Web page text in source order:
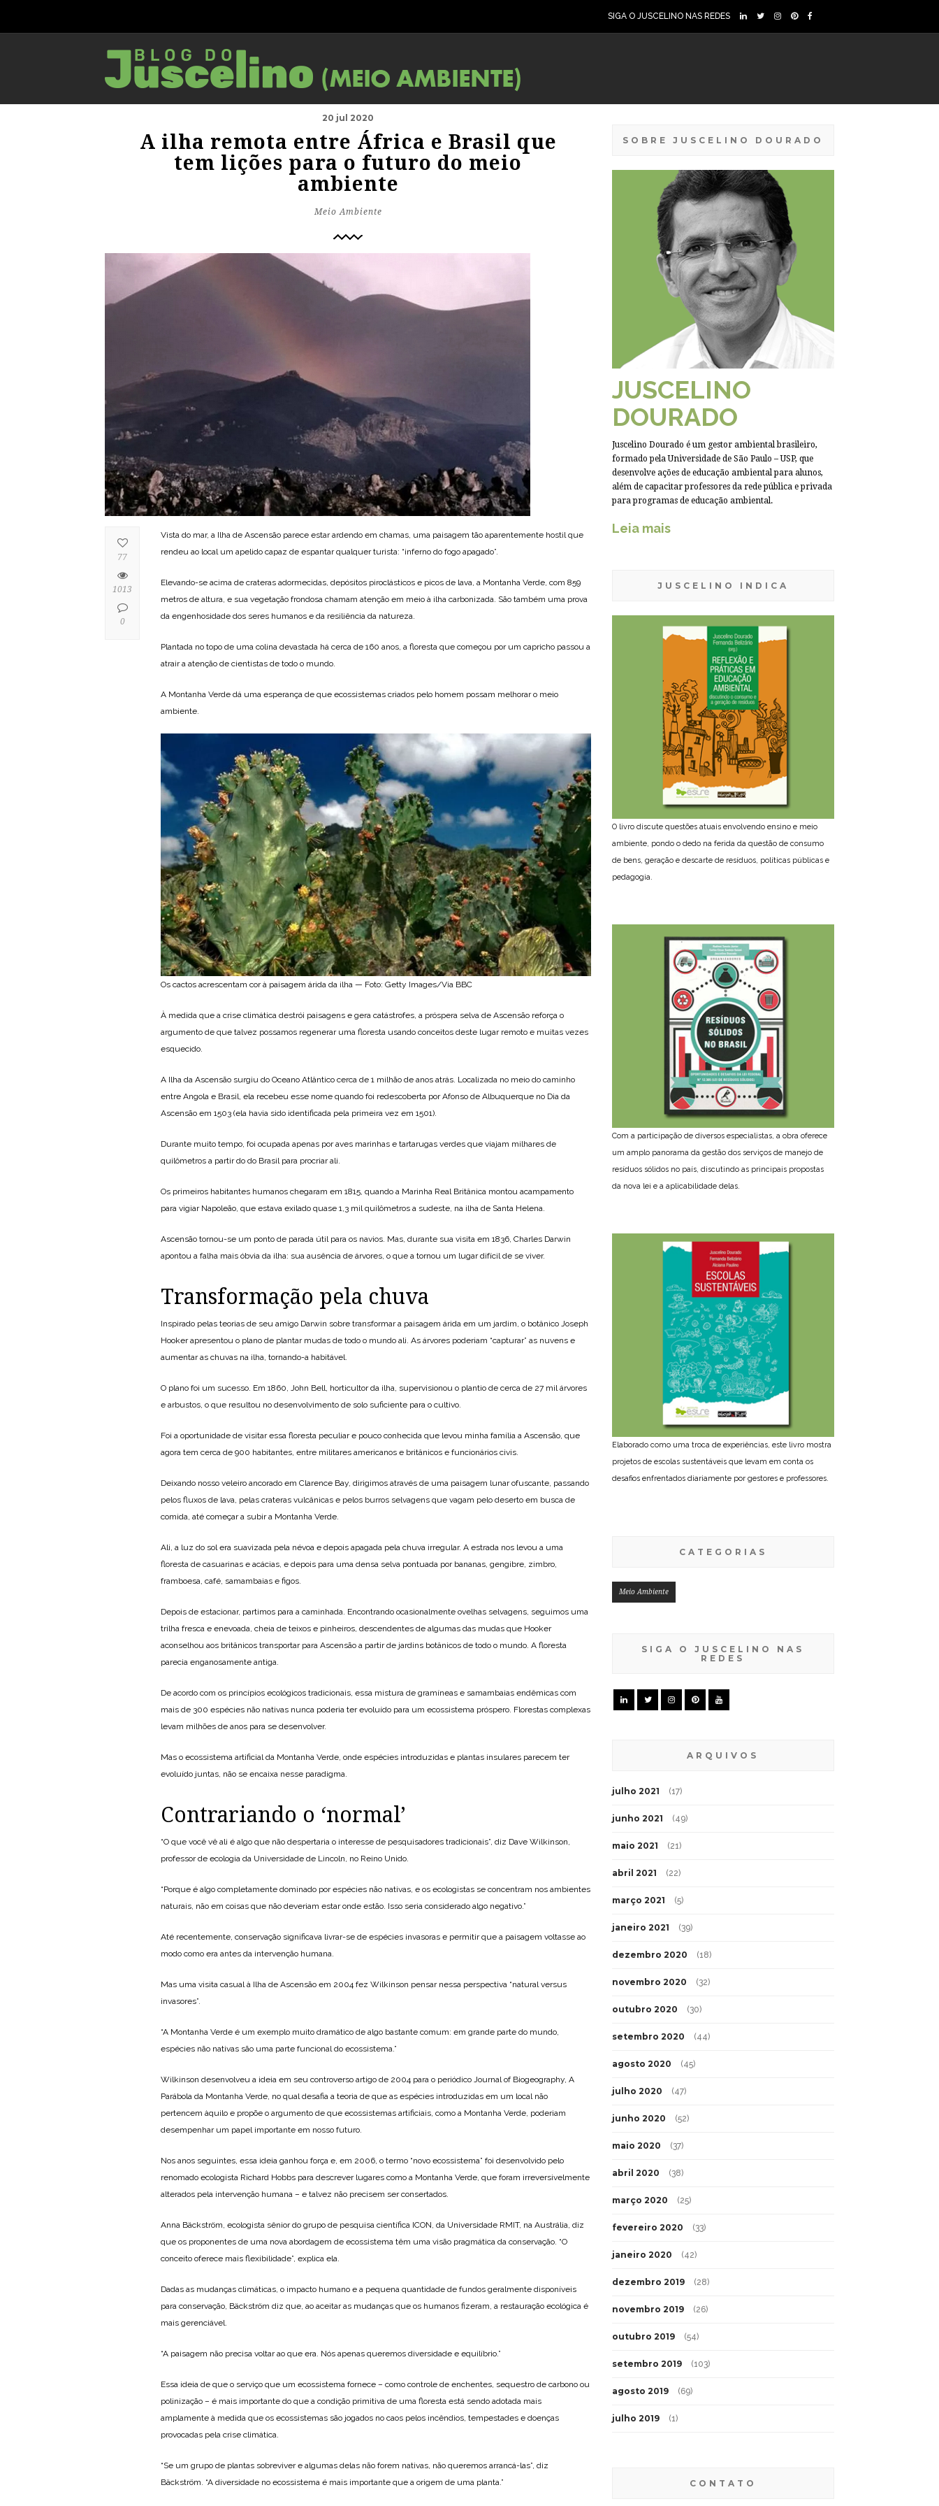
SIGA O JUSCELINO NAS REDES
20 jul 2020
A ilha remota entre África e Brasil que
tem lições para o futuro do meio
ambiente
Meio Ambiente
Vista do mar, a Ilha de Ascensão parece estar ardendo em chamas, uma paisagem tão aparentemente hostil que
rendeu ao local um apelido capaz de espantar qualquer turista: “inferno do fogo apagado”.
Elevando-se acima de crateras adormecidas, depósitos piroclásticos e picos de lava, a Montanha Verde, com 859
metros de altura, e sua vegetação frondosa chamam atenção em meio à ilha carbonizada. São também uma prova
da engenhosidade dos seres humanos e da resiliência da natureza.
Plantada no topo de uma colina devastada há cerca de 160 anos, a floresta que começou por um capricho passou a
atrair a atenção de cientistas de todo o mundo.
A Montanha Verde dá uma esperança de que ecossistemas criados pelo homem possam melhorar o meio
ambiente.
Os cactos acrescentam cor à paisagem árida da ilha — Foto: Getty Images/Via BBC
À medida que a crise climática destrói paisagens e gera catástrofes, a próspera selva de Ascensão reforça o
argumento de que talvez possamos regenerar uma floresta usando conceitos deste lugar remoto e muitas vezes
esquecido.
A Ilha da Ascensão surgiu do Oceano Atlântico cerca de 1 milhão de anos atrás. Localizada no meio do caminho
entre Angola e Brasil, ela recebeu esse nome quando foi redescoberta por Afonso de Albuquerque no Dia da
Ascensão em 1503 (ela havia sido identificada pela primeira vez em 1501).
Durante muito tempo, foi ocupada apenas por aves marinhas e tartarugas verdes que viajam milhares de
quilômetros a partir do do Brasil para procriar ali.
Os primeiros habitantes humanos chegaram em 1815, quando a Marinha Real Britânica montou acampamento
para vigiar Napoleão, que estava exilado quase 1,3 mil quilômetros a sudeste, na ilha de Santa Helena.
Ascensão tornou-se um ponto de parada útil para os navios. Mas, durante sua visita em 1836, Charles Darwin
apontou a falha mais óbvia da ilha: sua ausência de árvores, o que a tornou um lugar difícil de se viver.
Transformação pela chuva
Inspirado pelas teorias de seu amigo Darwin sobre transformar a paisagem árida em um jardim, o botânico Joseph
Hooker apresentou o plano de plantar mudas de todo o mundo ali. As árvores poderiam “capturar” as nuvens e
aumentar as chuvas na ilha, tornando-a habitável.
O plano foi um sucesso. Em 1860, John Bell, horticultor da ilha, supervisionou o plantio de cerca de 27 mil árvores
e arbustos, o que resultou no desenvolvimento de solo suficiente para o cultivo.
Foi a oportunidade de visitar essa floresta peculiar e pouco conhecida que levou minha família a Ascensão, que
agora tem cerca de 900 habitantes, entre militares americanos e britânicos e funcionários civis.
Deixando nosso veleiro ancorado em Clarence Bay, dirigimos através de uma paisagem lunar ofuscante, passando
pelos fluxos de lava, pelas crateras vulcânicas e pelos burros selvagens que vagam pelo deserto em busca de
comida, até começar a subir a Montanha Verde.
Ali, a luz do sol era suavizada pela névoa e depois apagada pela chuva irregular. A estrada nos levou a uma
floresta de casuarinas e acácias, e depois para uma densa selva pontuada por bananas, gengibre, zimbro,
framboesa, café, samambaias e figos.
Depois de estacionar, partimos para a caminhada. Encontrando ocasionalmente ovelhas selvagens, seguimos uma
trilha fresca e enevoada, cheia de teixos e pinheiros, descendentes de algumas das mudas que Hooker
aconselhou aos britânicos transportar para Ascensão a partir de jardins botânicos de todo o mundo. A floresta
parecia enganosamente antiga.
De acordo com os princípios ecológicos tradicionais, essa mistura de gramíneas e samambaias endêmicas com
mais de 300 espécies não nativas nunca poderia ter evoluído para um ecossistema próspero. Florestas complexas
levam milhões de anos para se desenvolver.
Mas o ecossistema artificial da Montanha Verde, onde espécies introduzidas e plantas insulares parecem ter
evoluído juntas, não se encaixa nesse paradigma.
Contrariando o ‘normal’
“O que você vê ali é algo que não despertaria o interesse de pesquisadores tradicionais”, diz Dave Wilkinson,
professor de ecologia da Universidade de Lincoln, no Reino Unido.
“Porque é algo completamente dominado por espécies não nativas, e os ecologistas se concentram nos ambientes
naturais, não em coisas que não deveriam estar onde estão. Isso seria considerado algo negativo.”
Até recentemente, conservação significava livrar-se de espécies invasoras e permitir que a paisagem voltasse ao
modo como era antes da intervenção humana.
Mas uma visita casual à Ilha de Ascensão em 2004 fez Wilkinson pensar nessa perspectiva “natural versus
invasores”.
“A Montanha Verde é um exemplo muito dramático de algo bastante comum: em grande parte do mundo,
espécies não nativas são uma parte funcional do ecossistema.”
Wilkinson desenvolveu a ideia em seu controverso artigo de 2004 para o periódico Journal of Biogeography, A
Parábola da Montanha Verde, no qual desafia a teoria de que as espécies introduzidas em um local não
pertencem àquilo e propõe o argumento de que ecossistemas artificiais, como a Montanha Verde, poderiam
desempenhar um papel importante em nosso futuro.
Nos anos seguintes, essa ideia ganhou força e, em 2006, o termo “novo ecossistema” foi desenvolvido pelo
renomado ecologista Richard Hobbs para descrever lugares como a Montanha Verde, que foram irreversivelmente
alterados pela intervenção humana – e talvez não precisem ser consertados.
Anna Bäckström, ecologista sênior do grupo de pesquisa científica ICON, da Universidade RMIT, na Austrália, diz
que os proponentes de uma nova abordagem de ecossistema têm uma visão pragmática da conservação. “O
conceito oferece mais flexibilidade”, explica ela.
Dadas as mudanças climáticas, o impacto humano e a pequena quantidade de fundos geralmente disponíveis
para conservação, Bäckström diz que, ao aceitar as mudanças que os humanos fizeram, a restauração ecológica é
mais gerenciável.
“A paisagem não precisa voltar ao que era. Nós apenas queremos diversidade e equilíbrio.”
Essa ideia de que o serviço que um ecossistema fornece – como controle de enchentes, sequestro de carbono ou
polinização – é mais importante do que a condição primitiva de uma floresta está sendo adotada mais
amplamente à medida que os ecossistemas são jogados no caos pelos incêndios, tempestades e doenças
provocadas pela crise climática.
“Se um grupo de plantas sobreviver e algumas delas não forem nativas, não queremos arrancá-las”, diz
Bäckström. “A diversidade no ecossistema é mais importante que a origem de uma planta.”
77
1013
0
SOBRE JUSCELINO DOURADO
JUSCELINO
DOURADO
Juscelino Dourado é um gestor ambiental brasileiro,
formado pela Universidade de São Paulo – USP, que
desenvolve ações de educação ambiental para alunos,
além de capacitar professores da rede pública e privada
para programas de educação ambiental.
Leia mais
JUSCELINO INDICA
O livro discute questões atuais envolvendo ensino e meio
ambiente, pondo o dedo na ferida da questão de consumo
de bens, geração e descarte de resíduos, políticas públicas e
pedagogia.
Com a participação de diversos especialistas, a obra oferece
um amplo panorama da gestão dos serviços de manejo de
resíduos sólidos no país, discutindo as principais propostas
da nova lei e a aplicabilidade delas.
Elaborado como uma troca de experiências, este livro mostra
projetos de escolas sustentáveis que levam em conta os
desafios enfrentados diariamente por gestores e professores.
CATEGORIAS
Meio Ambiente
SIGA O JUSCELINO NAS
REDES
ARQUIVOS
julho 2021 (17)
junho 2021 (49)
maio 2021 (21)
abril 2021 (22)
março 2021 (5)
janeiro 2021 (39)
dezembro 2020 (18)
novembro 2020 (32)
outubro 2020 (30)
setembro 2020 (44)
agosto 2020 (45)
julho 2020 (47)
junho 2020 (52)
maio 2020 (37)
abril 2020 (38)
março 2020 (25)
fevereiro 2020 (33)
janeiro 2020 (42)
dezembro 2019 (28)
novembro 2019 (26)
outubro 2019 (54)
setembro 2019 (103)
agosto 2019 (69)
julho 2019 (1)
CONTATO